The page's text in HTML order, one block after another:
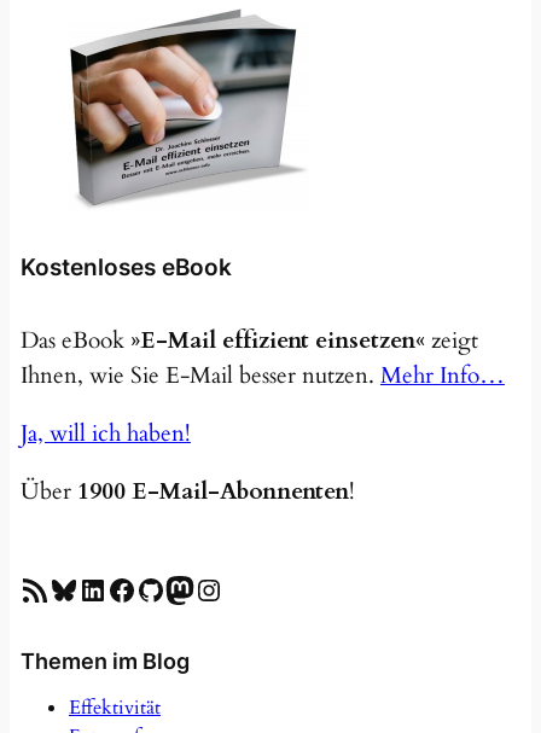
Kostenloses eBook
Das eBook »E-Mail effizient einsetzen«zeigt
Ihnen, wie Sie E-Mail besser nutzen. Mehr Info…
Ja, will ich haben!
Über 1900 E-Mail-Abonnenten!
RSS-Feed Bluesky LinkedIn Facebook GitHub Mastodon Instagram
Themen im Blog
Effektivität